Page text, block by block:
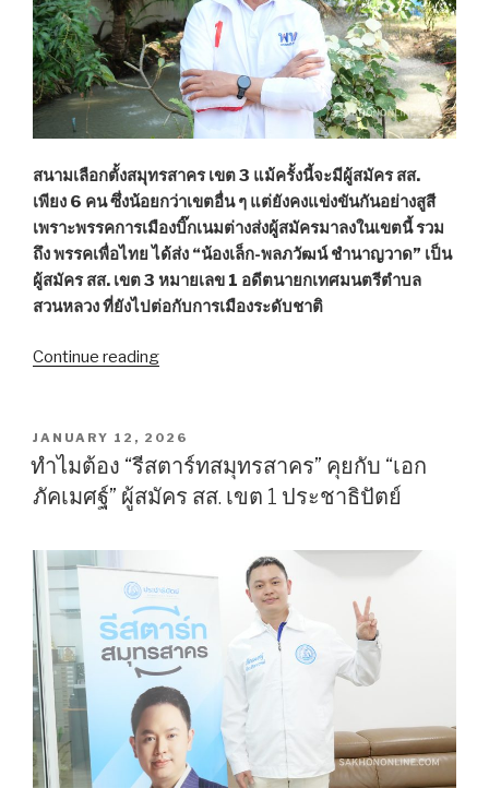
สส.สมุทรสาคร
เขต
1
ภูมิใจ
ไทย”
สนามเลือกตั้งสมุทรสาคร เขต3 แม้ครั้งนี้จะมีผู้สมัคร สส.
เพียง 6 คน ซึ่งน้อยกว่าเขตอื่น ๆ แต่ยังคงแข่งขันกันอย่างสูสี
เพราะพรรคการเมืองบิ๊กเนมต่างส่งผู้สมัครมาลงในเขตนี้ รวม
ถึง พรรคเพื่อไทย ได้ส่ง “น้องเล็ก-พลภวัฒน์ ชำนาญวาด” เป็น
ผู้สมัคร สส. เขต 3 หมายเลข 1 อดีตนายกเทศมนตรีตำบล
สวนหลวง ที่ยังไปต่อกับการเมืองระดับชาติ
Continue reading
เป็น
สส.
พร้อม
ภ
วัฒน์
ชำนาญ
วาด”
ผู้
สมัคร
เพื่อ
ไทย
POSTED
ON
JANUARY 12, 2026
ทำไมต้อง “รีสตาร์ทสมุทรสาคร” คุยกับ “เอก
ภัคเมศฐ์” ผู้สมัคร สส. เขต 1 ประชาธิปัตย์